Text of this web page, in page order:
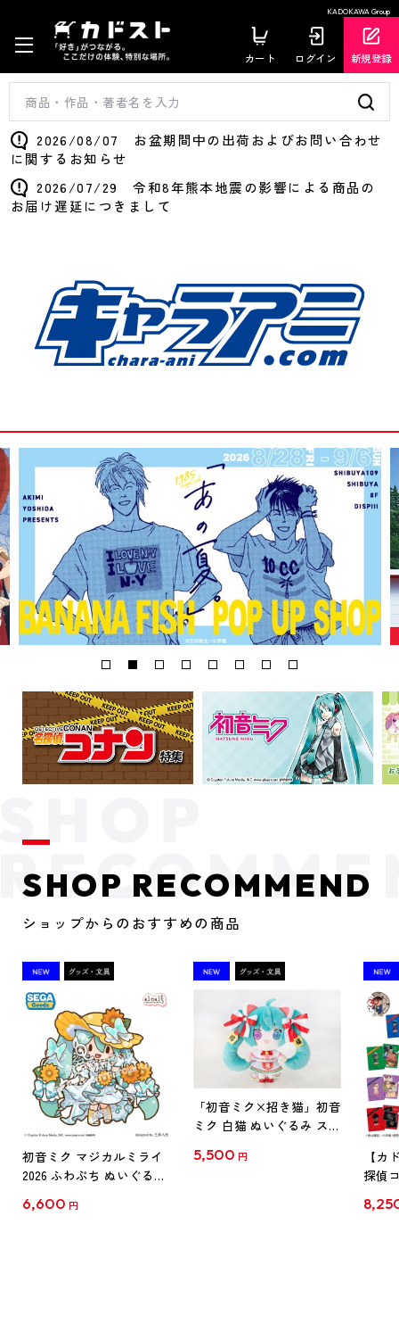
KADOKAWA Group
カート ログイン 新規登録
2026/08/07 お盆期間中の出荷およびお問い合わせ
に関するお知らせ
2026/07/29 令和8年熊本地震の影響による商品の
お届け遅延につきまして
SHOP RECOMMEND
ショップからのおすすめの商品
初音ミク マジカルミライ
2026 ふわぷち ぬいぐるみ
6,600 円
「初音ミク×招き猫」初音
ミク 白猫 ぬいぐるみ スタ
5,500 円
【カ
探偵
クリ